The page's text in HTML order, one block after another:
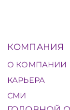
КОМПАНИЯ
О КОМПАНИИ
КАРЬЕРА
СМИ